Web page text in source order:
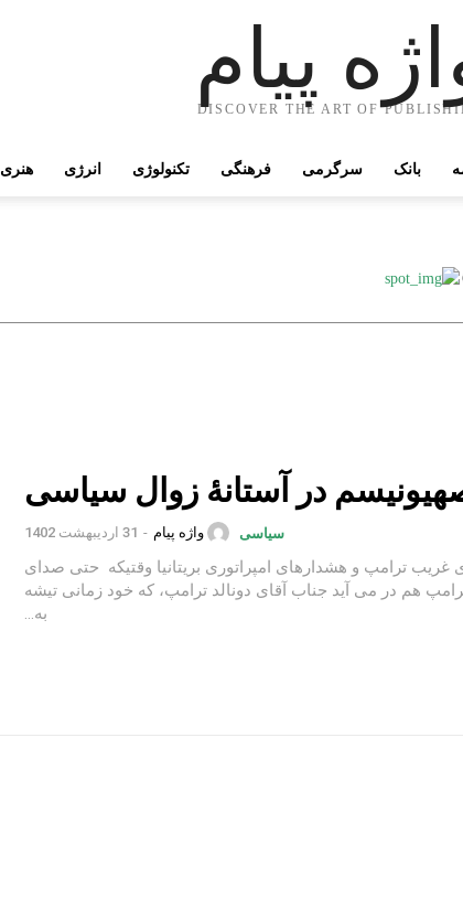
پیام
DISCOVER THE ART OF
بانک سرگرمی فرهنگی تکنولوژی انرژی هنری
در آستانۀ زوال سیاسی
سیاسی واژه پیام - 31 اردیبهشت 1402
غریب ترامپ و هشدارهای امپراتوری بریتانیا وقتیکه حتی صدای
هم در می آید جناب آقای دونالد ترامپ، که خود زمانی تیشه
به...